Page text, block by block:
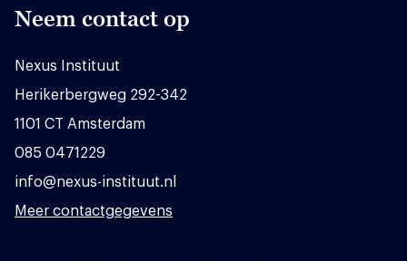
Neem contact op
Nexus Instituut
Herikerbergweg 292-342
1101 CT Amsterdam
085 0471229
info@nexus-instituut.nl
Meer contactgegevens